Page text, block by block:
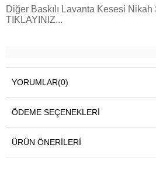
Diğer Baskılı Lavanta Kesesi
TIKLAYINIZ...
YORUMLAR(0)
ÖDEME SEÇENEKLERI
ÜRÜN ÖNERILERI